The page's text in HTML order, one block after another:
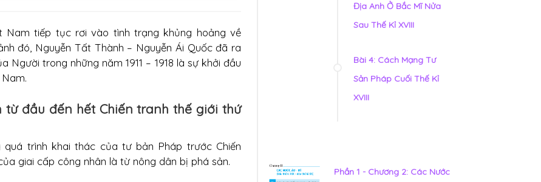
Nam tiếp tục rơi vào tình trạng khủng hoảng về
đó, Nguyễn Tất Thành – Nguyễn Ái Quốc đã ra
trong những năm 1911 – 1918 là sự khởi đầu
từ đầu đến hết Chiến tranh thế giới thứ
trình khai thác của tư bản Pháp trước Chiến
giai cấp công nhân là từ nông dân bị phá sản.
Địa Anh Ở Bắc Mĩ Nửa
Sau Thế Kỉ XVIII
Bài 4: Cách Mạng Tư
Sản Pháp Cuối Thế Kỉ
XVIII
Phần 1 - Chương 2: Các Nước